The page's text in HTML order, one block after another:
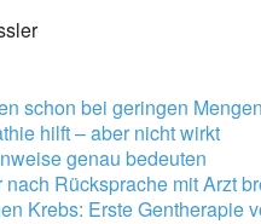
schon bei geringen
hilft – aber nicht wirkt
genau bedeuten
Rücksprache mit Arzt
Krebs: Erste Gentherapie